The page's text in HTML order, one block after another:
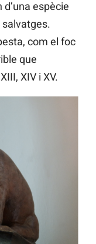
espècie
com el foc
que
XIV i XV.